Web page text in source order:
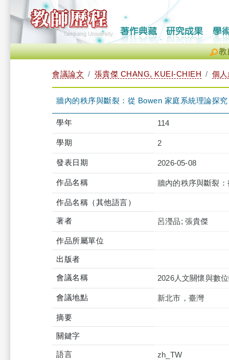
教
會議論文 張貴傑 CHANG, KUEI-CHIEH 個
牆內的秩序與斷裂：從 Bowen 家庭系統理論探
學年 114
學期 2
發表日期 2026-05-08
作品名稱 牆內的秩序與斷裂
作品名稱（其他語言）
著者 呂瀅品; 張貴傑
作品所屬單位
出版者
會議名稱 2026人文關懷與數
會議地點 新北市，臺灣
摘要
關鍵字
語言 zh_TW